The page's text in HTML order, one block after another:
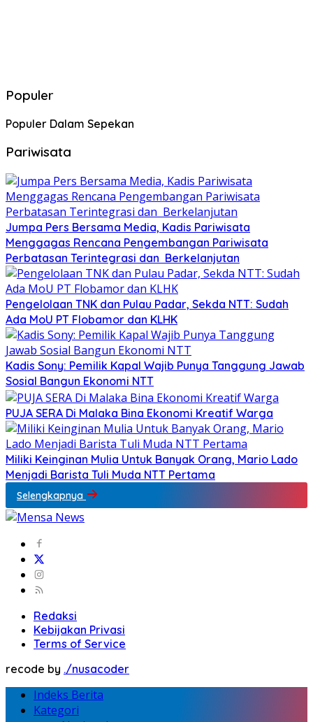
Populer
Populer Dalam Sepekan
Pariwisata
Jumpa Pers Bersama Media, Kadis Pariwisata
Menggagas Rencana Pengembangan Pariwisata
Perbatasan Terintegrasi dan Berkelanjutan
Pengelolaan TNK dan Pulau Padar, Sekda NTT: Sudah
Ada MoU PT Flobamor dan KLHK
Kadis Sony: Pemilik Kapal Wajib Punya Tanggung Jawab
Sosial Bangun Ekonomi NTT
PUJA SERA Di Malaka Bina Ekonomi Kreatif Warga
Miliki Keinginan Mulia Untuk Banyak Orang, Mario Lado
Menjadi Barista Tuli Muda NTT Pertama
Selengkapnya
Redaksi
Kebijakan Privasi
Terms of Service
recode by ./nusacoder
Indeks Berita
Kategori